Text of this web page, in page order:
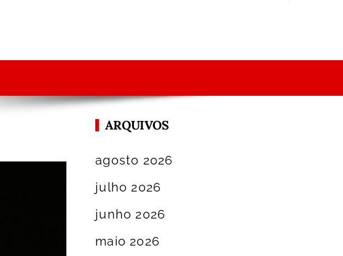
ARQUIVOS
agosto 2026
julho 2026
junho 2026
maio 2026